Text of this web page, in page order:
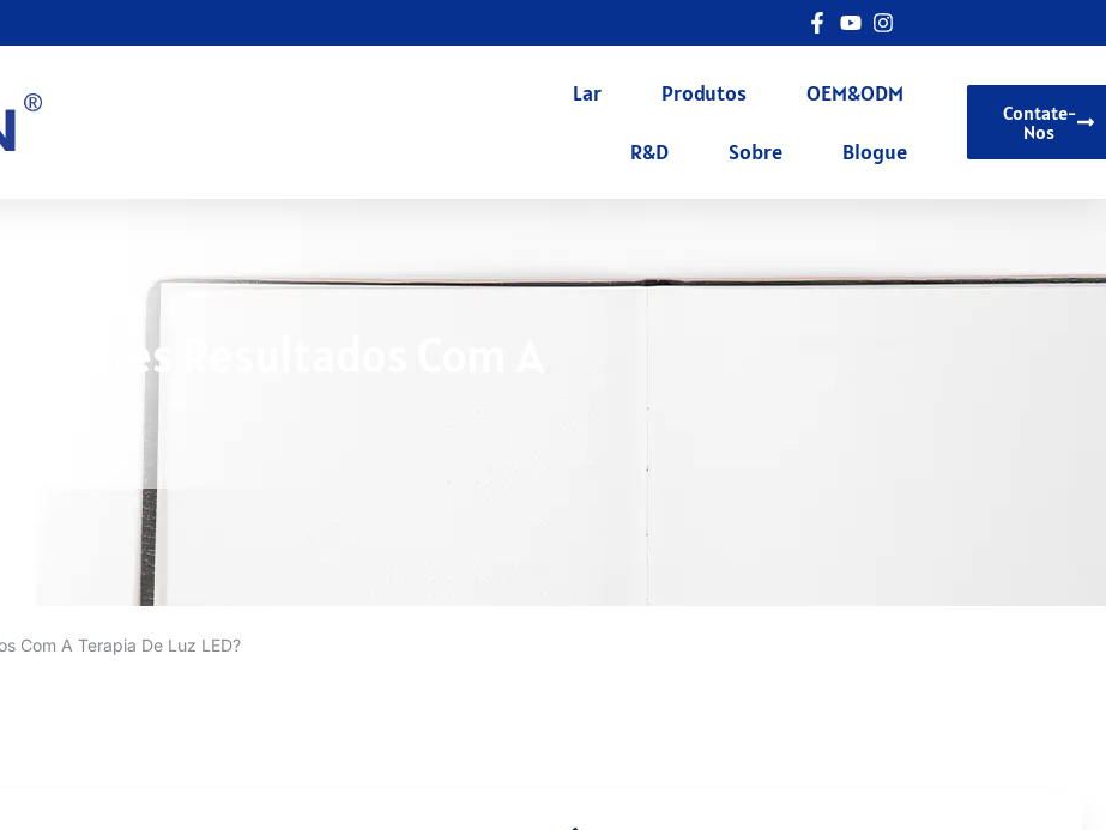
Lar Produtos OEM&ODM
R&D Sobre Blogue
Contate-
Nos
Resultados Com A
Com A Terapia De Luz LED?